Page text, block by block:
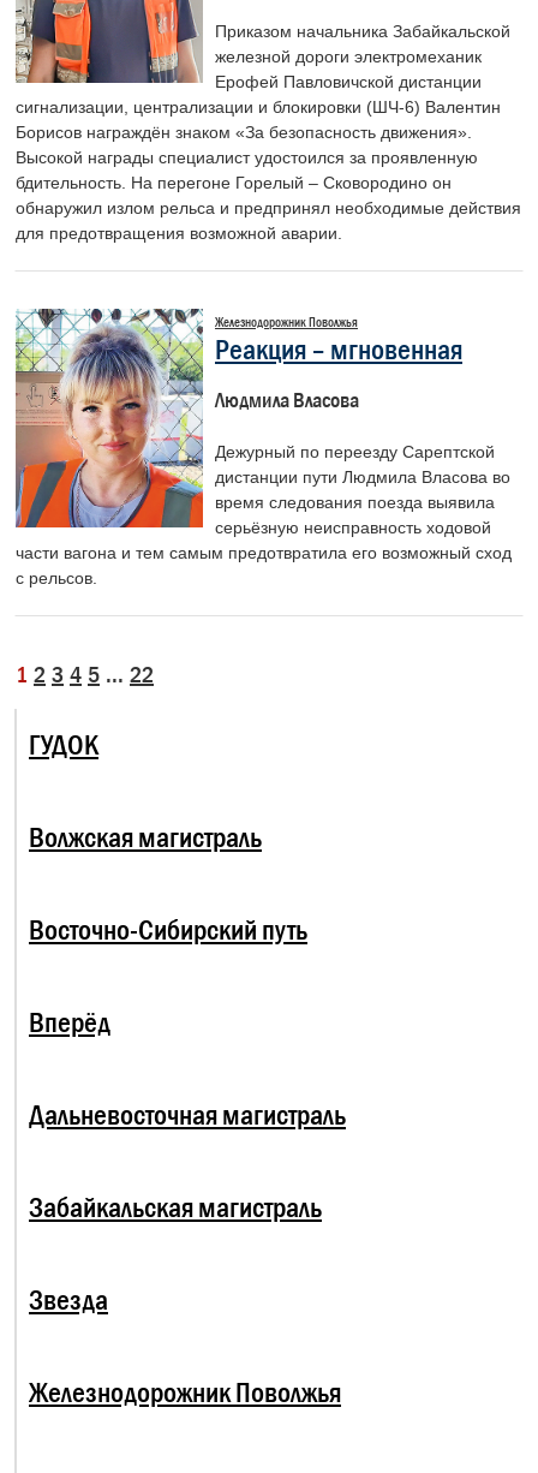
Приказом начальника Забайкальской
железной дороги электромеханик
Ерофей Павловичской дистанции
сигнализации, централизации и блокировки (ШЧ-6) Валентин
Борисов награждён знаком «За безопасность движения».
Высокой награды специалист удостоился за проявленную
бдительность. На перегоне Горелый – Сковородино он
обнаружил излом рельса и предпринял необходимые действия
для предотвращения возможной аварии.
Железнодорожник Поволжья
Реакция – мгновенная
Людмила Власова
Дежурный по переезду Сарептской
дистанции пути Людмила Власова во
время следования поезда выявила
серьёзную неисправность ходовой
части вагона и тем самым предотвратила его возможный сход
с рельсов.
1 2 3 4 5 ... 22
ГУДОК
Волжская магистраль
Восточно-Сибирский путь
Вперёд
Дальневосточная магистраль
Забайкальская магистраль
Звезда
Железнодорожник Поволжья